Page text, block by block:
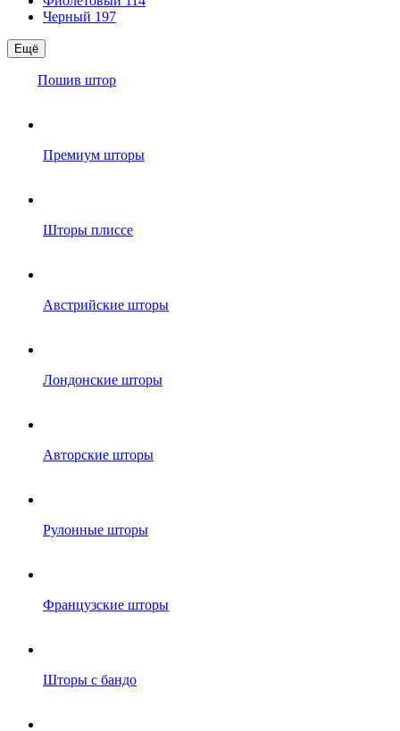
Черный 197
Ещё
Пошив штор
Премиум шторы
Шторы плиссе
Австрийские шторы
Лондонские шторы
Авторские шторы
Рулонные шторы
Французские шторы
Шторы с бандо